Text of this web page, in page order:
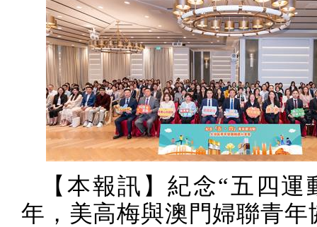
【本報訊】紀念“五四運
年，美高梅與澳門婦聯青年